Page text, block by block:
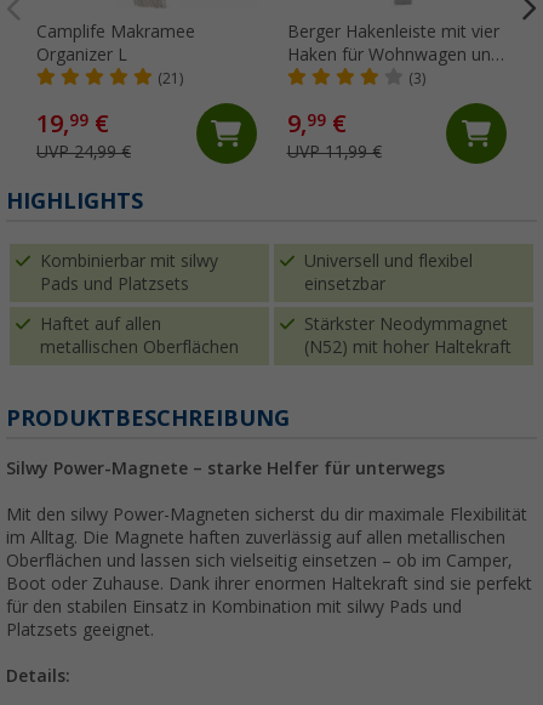
Camplife Makramee
Organizer L
(21)
19,99 €
UVP 24,99 €
Berger Hakenleiste mit vier
Haken für Wohnwagen und
Markisen (1 Stück)
(3)
9,99€
UVP 11,99 €
HIGHLIGHTS
Kombinierbar mit silwy
Pads und Platzsets
Universell und flexibel
einsetzbar
Haftet auf allen
metallischen Oberflächen
Stärkster Neodymmagnet
(N52) mit hoher Haltekraft
PRODUKTBESCHREIBUNG
Silwy Power-Magnete – starke Helfer für unterwegs
Mit den silwy Power-Magneten sicherst du dir maximale Flexibilität
im Alltag. Die Magnete haften zuverlässig auf allen metallischen
Oberflächen und lassen sich vielseitig einsetzen – ob im Camper,
Boot oder Zuhause. Dank ihrer enormen Haltekraft sind sie perfekt
für den stabilen Einsatz in Kombination mit silwy Pads und
Platzsets geeignet.
Details: